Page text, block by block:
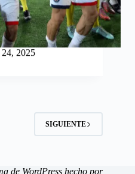
2025
SIGUIENTE
de WordPress hecho por